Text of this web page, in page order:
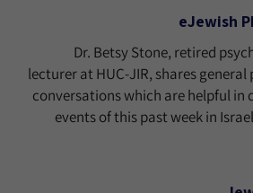
Dr. Betsy Stone, retired
lecturer at HUC-JIR, shares
conversations which are helpful in
events of this past week in